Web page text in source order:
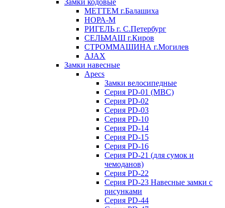
Замки кодовые
МЕТТЕМ г.Балашиха
НОРА-М
РИГЕЛЬ г. С.Петербург
СЕЛЬМАШ г.Киров
СТРОММАШИНА г.Могилев
AJAX
Замки навесные
Apecs
Замки велосипедные
Серия PD-01 (МВС)
Серия PD-02
Серия PD-03
Серия PD-10
Серия PD-14
Серия PD-15
Серия PD-16
Серия PD-21 (для сумок и
чемоданов)
Серия PD-22
Серия PD-23 Навесные замки с
рисунками
Серия PD-44